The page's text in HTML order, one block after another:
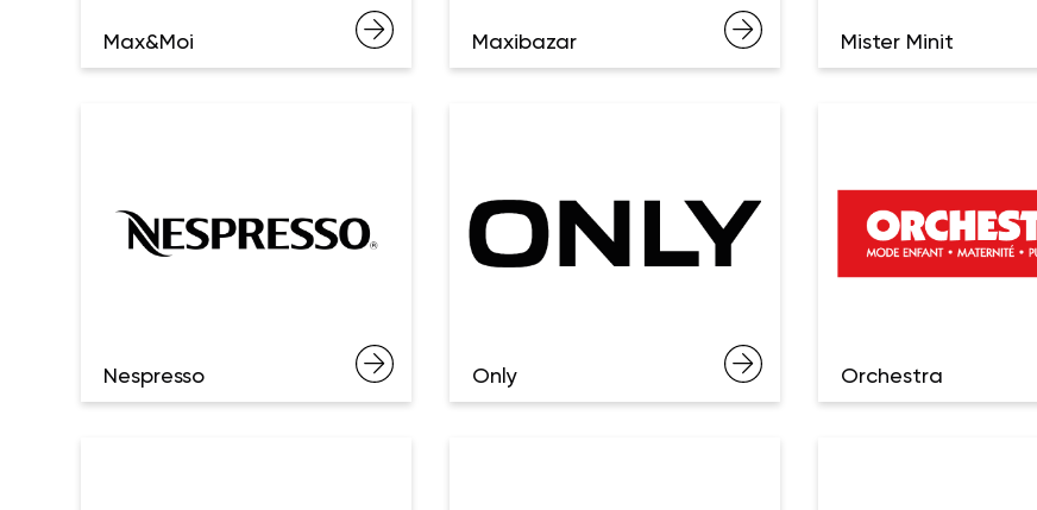
Max&Moi Maxibazar Mister Minit
Nespresso Only Orchestra